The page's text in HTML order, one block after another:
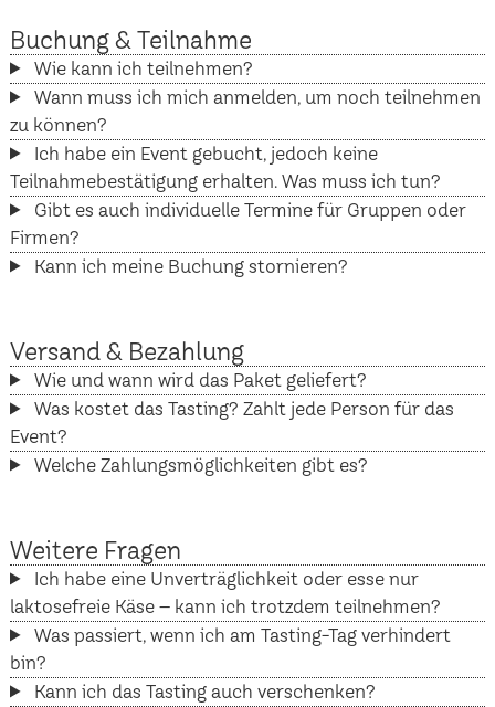
Buchung & Teilnahme
Wie kann ich teilnehmen?
Wann muss ich mich anmelden, um noch teilnehmen
zu können?
Ich habe ein Event gebucht, jedoch keine
Teilnahmebestätigung erhalten. Was muss ich tun?
Gibt es auch individuelle Termine für Gruppen oder
Firmen?
Kann ich meine Buchung stornieren?
Versand & Bezahlung
Wie und wann wird das Paket geliefert?
Was kostet das Tasting? Zahlt jede Person für das
Event?
Welche Zahlungsmöglichkeiten gibt es?
Weitere Fragen
Ich habe eine Unverträglichkeit oder esse nur
laktosefreie Käse – kann ich trotzdem teilnehmen?
Was passiert, wenn ich am Tasting-Tag verhindert
bin?
Kann ich das Tasting auch verschenken?